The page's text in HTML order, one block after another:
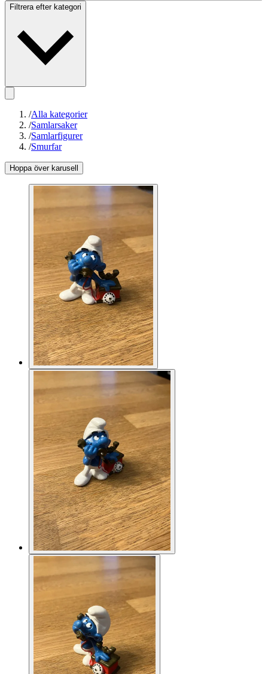
Filtrera efter kategori
/Alla kategorier
/Samlarsaker
/Samlarfigurer
/Smurfar
Hoppa över karusell